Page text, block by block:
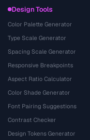
Design Tools
Color Palette Generator
Type Scale Generator
Spacing Scale Generator
Responsive Breakpoints
Aspect Ratio Calculator
Color Shade Generator
Font Pairing Suggestions
Contrast Checker
Design Tokens Generator